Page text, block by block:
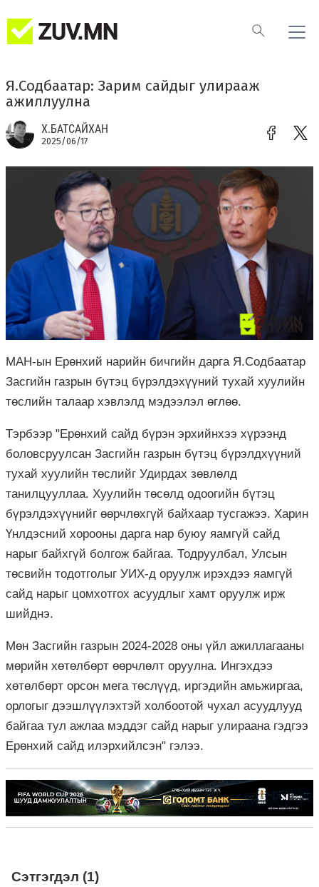
Я.Содбаатар: Зарим сайдыг улирааж
ажиллуулна
Х.БАТСАЙХАН
2025/06/17
МАН-ын Ерөнхий нарийн бичгийн дарга Я.Содбаатар
Засгийн газрын бүтэц бүрэлдэхүүний тухай хуулийн
төслийн талаар хэвлэлд мэдээлэл өглөө.
Тэрбээр "Ерөнхий сайд бүрэн эрхийнхээ хүрээнд
боловсруулсан Засгийн газрын бүтэц бүрэлдхүүний
тухай хуулийн төслийг Удирдах зөвлөлд
танилцууллаа. Хуулийн төсөлд одоогийн бүтэц
бүрэлдэхүүнийг өөрчлөхгүй байхаар тусгажээ. Харин
Үнлдэсний хорооны дарга нар буюу яамгүй сайд
нарыг байхгүй болгож байгаа. Тодруулбал, Улсын
төсвийн тодотголыг УИХ-д оруулж ирэхдээ яамгүй
сайд нарыг цомхотгох асуудлыг хамт оруулж ирж
шийднэ.
Мөн Засгийн газрын 2024-2028 оны үйл ажиллагааны
мөрийн хөтөлбөрт өөрчлөлт оруулна. Ингэхдээ
хөтөлбөрт орсон мега төслүүд, иргэдийн амьжиргаа,
орлогыг дээшлүүлэхтэй холбоотой чухал асуудлууд
байгаа тул ажлаа мэддэг сайд нарыг улираана гэдгээ
Ерөнхий сайд илэрхийлсэн" гэлээ.
Сэтгэгдэл (1)